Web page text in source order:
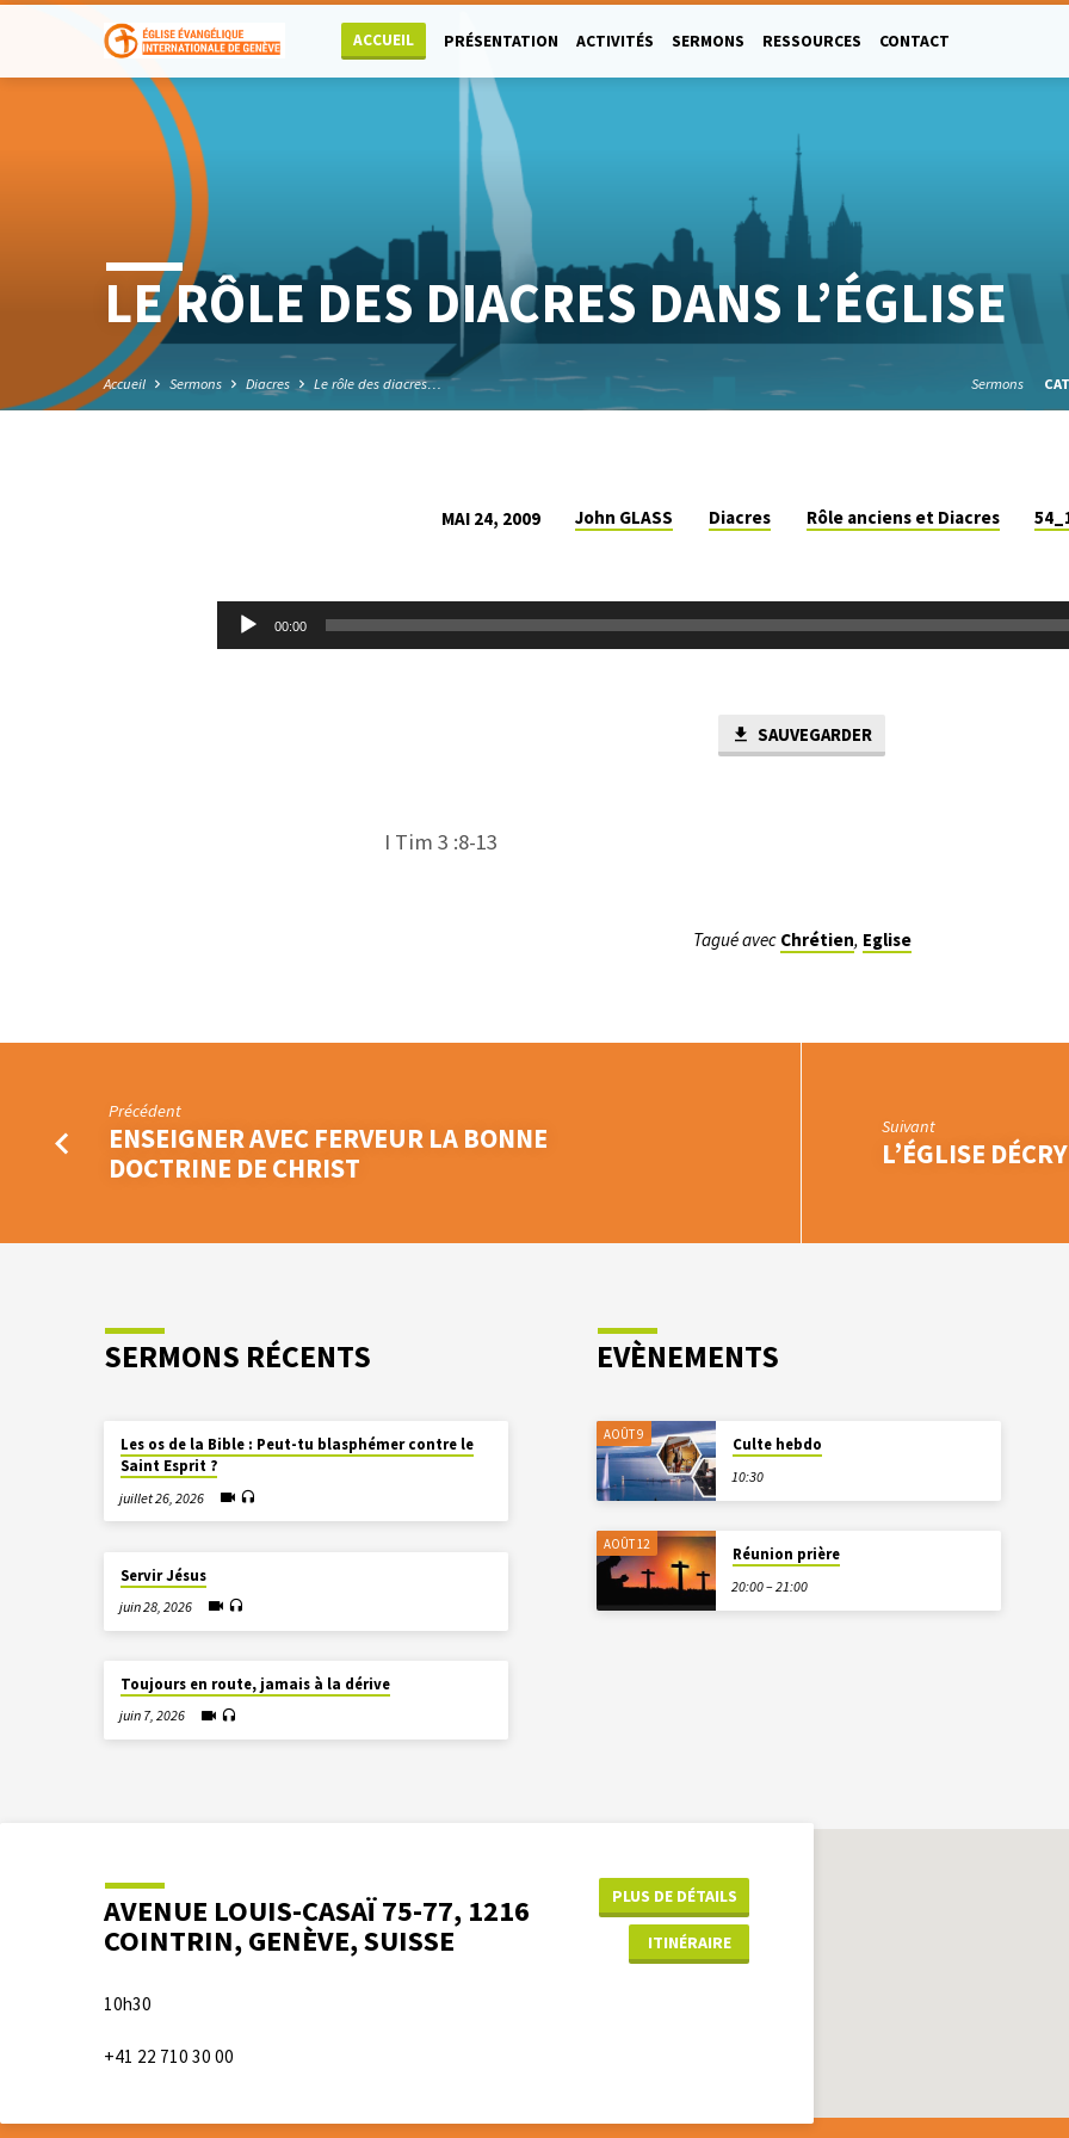
ACCUEIL PRÉSENTATION ACTIVITÉS SERMONS RESSOURCES CONTACT
LE RÔLE DES DIACRES DANS L’ÉGLISE
Accueil Sermons Diacres Le rôle des diacres… Sermons
MAI 24, 2009 John GLASS Diacres Rôle anciens et Diacres
Lecteur 00:00
SAUVEGARDER
I Tim 3 :8-13
Tagué avec Chrétien, Eglise
Précédent
ENSEIGNER AVEC FERVEUR LA BONNE
DOCTRINE DE CHRIST
Suivant
L’ÉGLISE
SERMONS RÉCENTS
Les os de la Bible : Peut-tu blasphémer contre le
Saint Esprit ?
juillet 26, 2026
Servir Jésus
juin 28, 2026
Toujours en route, jamais à la dérive
juin 7, 2026
EVÈNEMENTS
AOÛT 9
Culte hebdo
10:30
AOÛT 12
Réunion prière
20:00 – 21:00
AVENUE LOUIS-CASAÏ 75-77, 1216
COINTRIN, GENÈVE, SUISSE
PLUS DE DÉTAILS
ITINÉRAIRE
10h30
+41 22 710 30 00